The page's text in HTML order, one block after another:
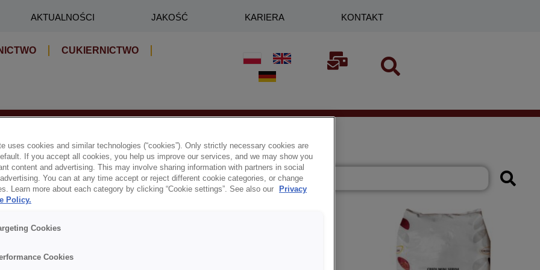
AKTUALNOŚCI JAKOŚĆ KARIERA KONTAKT
CUKIERNICTWO
uses cookies and similar technologies (“cookies”). Only strictly necessary cookies are
If you accept all cookies, you help us improve our services, and we may show you
content and advertising. This may involve sharing information with partners in social
You can at any time accept or reject different cookie categories, or change
Learn more about each category by clicking “Cookie settings”. See also our
Privacy
Policy.
Cookies
Cookies